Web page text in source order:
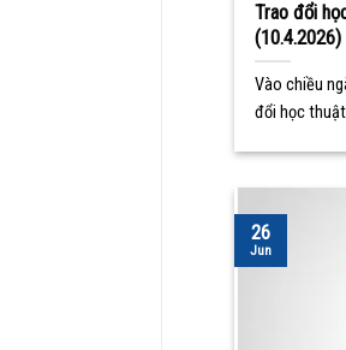
Trao đổi
(10.4.2026)
Vào chiều
đổi học thuật
26
Jun